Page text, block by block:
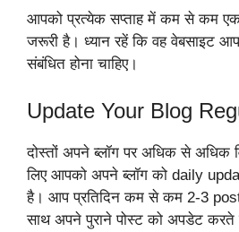
आपको प्रत्येक सप्ताह में कम से कम
जरूरी है। ध्यान रहें कि वह वेबसाइट
संबंधित होना चाहिए।
Update Your Blog
दोस्तों अपने ब्लॉग पर अधिक से अधिक
लिए आपको अपने ब्लॉग को daily
है। आप प्रतिदिन कम से कम 2-3
साथ अपने पुराने पोस्ट को अपडेट